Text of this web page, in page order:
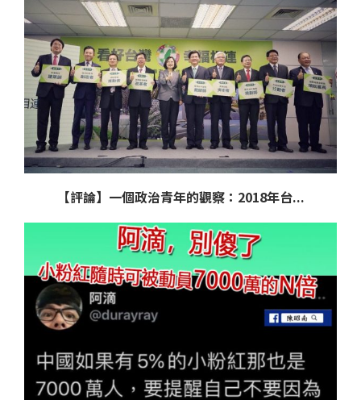
【評論】一個政治青年的觀察：2018年台...